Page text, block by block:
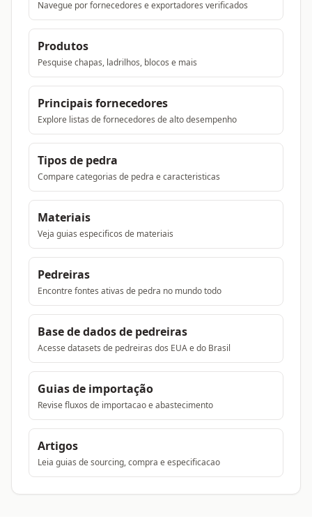
Navegue por fornecedores e exportadores verificados
Produtos
Pesquise chapas, ladrilhos, blocos e mais
Principais fornecedores
Explore listas de fornecedores de alto desempenho
Tipos de pedra
Compare categorias de pedra e caracteristicas
Materiais
Veja guias especificos de materiais
Pedreiras
Encontre fontes ativas de pedra no mundo todo
Base de dados de pedreiras
Acesse datasets de pedreiras dos EUA e do Brasil
Guias de importação
Revise fluxos de importacao e abastecimento
Artigos
Leia guias de sourcing, compra e especificacao